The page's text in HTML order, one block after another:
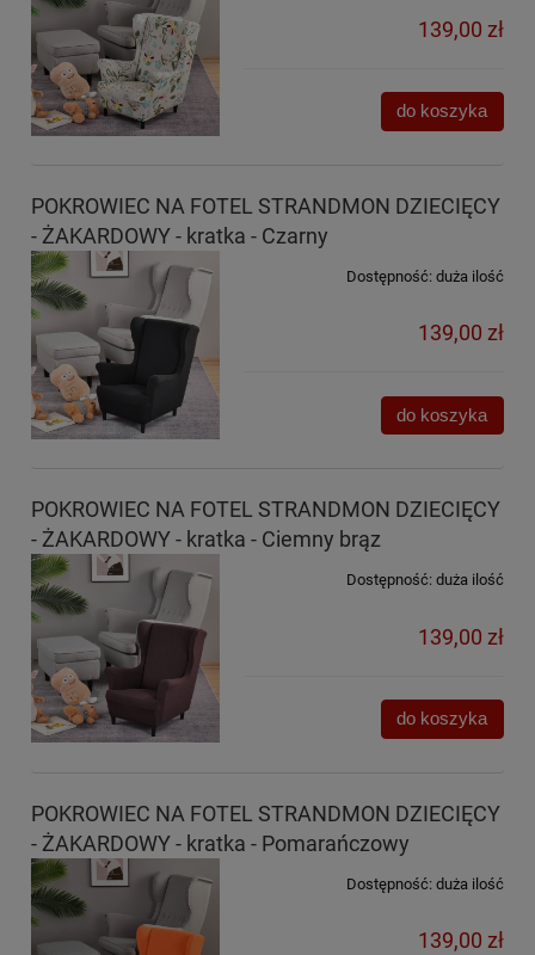
139,00 zł
do koszyka
POKROWIEC NA FOTEL STRANDMON DZIECIĘCY
- ŻAKARDOWY - kratka - Czarny
Dostępność: duża ilość
139,00 zł
do koszyka
POKROWIEC NA FOTEL STRANDMON DZIECIĘCY
- ŻAKARDOWY - kratka - Ciemny brąz
Dostępność: duża ilość
139,00 zł
do koszyka
POKROWIEC NA FOTEL STRANDMON DZIECIĘCY
- ŻAKARDOWY - kratka - Pomarańczowy
Dostępność: duża ilość
139,00 zł